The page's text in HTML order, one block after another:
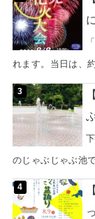
れます。当日は、
のじゃぶじゃぶ池